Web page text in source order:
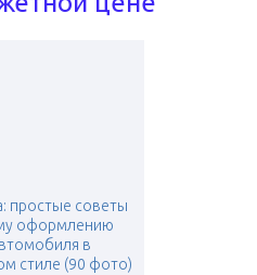
простые советы
оформлению
в
стиле (90 фото)